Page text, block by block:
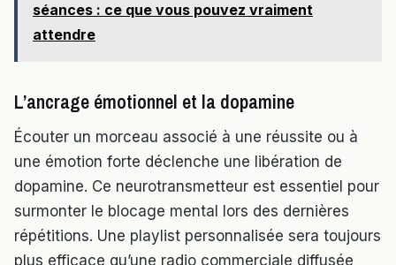
séances : ce que vous pouvez vraiment
attendre
L’ancrage émotionnel et la dopamine
Écouter un morceau associé à une réussite ou à
une émotion forte déclenche une libération de
dopamine. Ce neurotransmetteur est essentiel pour
surmonter le blocage mental lors des dernières
répétitions. Une playlist personnalisée sera toujours
plus efficace qu’une radio commerciale diffusée